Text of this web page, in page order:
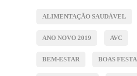
ALIMENTAÇÃO SAUDÁVEL
ANO NOVO 2019 AVC
BEM-ESTAR BOAS